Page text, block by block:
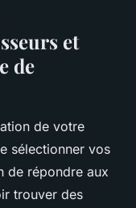
et
de
de votre
sélectionner vos
de répondre aux
trouver des